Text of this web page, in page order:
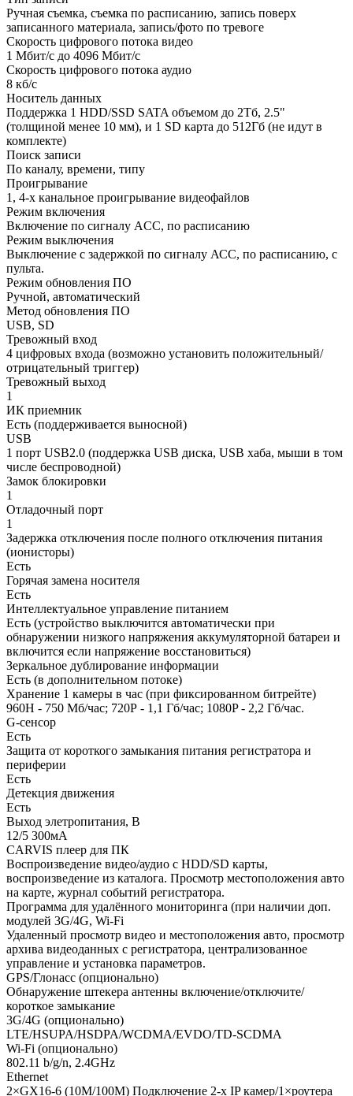
Ручная съемка, съемка по расписанию, запись поверх
записанного материала, запись/фото по тревоге
Скорость цифрового потока видео
1 Мбит/с до 4096 Мбит/с
Скорость цифрового потока аудио
8 кб/с
Носитель данных
Поддержка 1 HDD/SSD SATA объемом до 2Тб, 2.5"
(толщиной менее 10 мм), и 1 SD карта до 512Гб (не идут в
комплекте)
Поиск записи
По каналу, времени, типу
Проигрывание
1, 4-х канальное проигрывание видеофайлов
Режим включения
Включение по сигналу ACC, по расписанию
Режим выключения
Выключение с задержкой по сигналу АСС, по расписанию, с
пульта.
Режим обновления ПО
Ручной, автоматический
Метод обновления ПО
USB, SD
Тревожный вход
4 цифровых входа (возможно установить положительный/
отрицательный триггер)
Тревожный выход
1
ИК приемник
Есть (поддерживается выносной)
USB
1 порт USB2.0 (поддержка USB диска, USB хаба, мыши в том
числе беспроводной)
Замок блокировки
1
Отладочный порт
1
Задержка отключения после полного отключения питания
(ионисторы)
Есть
Горячая замена носителя
Есть
Интеллектуальное управление питанием
Есть (устройство выключится автоматически при
обнаружении низкого напряжения аккумуляторной батареи и
включится если напряжение восстановиться)
Зеркальное дублирование информации
Есть (в дополнительном потоке)
Хранение 1 камеры в час (при фиксированном битрейте)
960H - 750 Мб/час; 720Р - 1,1 Гб/час; 1080P - 2,2 Гб/час.
G-сенсор
Есть
Защита от короткого замыкания питания регистратора и
периферии
Есть
Детекция движения
Есть
Выход элетропитания, В
12/5 300мA
CARVIS плеер для ПК
Воспроизведение видео/аудио с HDD/SD карты,
воспроизведение из каталога. Просмотр местоположения авто
на карте, журнал событий регистратора.
Программа для удалённого мониторинга (при наличии доп.
модулей 3G/4G, Wi-Fi
Удаленный просмотр видео и местоположения авто, просмотр
архива видеоданных с регистратора, централизованное
управление и установка параметров.
GPS/Глонасс (опционально)
Обнаружение штекера антенны включение/отключите/
короткое замыкание
3G/4G (опционально)
LTE/HSUPA/HSDPA/WCDMA/EVDO/TD-SCDMA
Wi-Fi (опционально)
802.11 b/g/n, 2.4GHz
Ethernet
2×GX16-6 (10M/100M) Подключение 2-х IP камер/1×роутера